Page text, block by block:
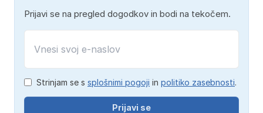
Prijavi se na pregled dogodkov in bodi na tekočem.
Strinjam se s splošnimi pogoji in politiko zasebnosti.
Prijavi se